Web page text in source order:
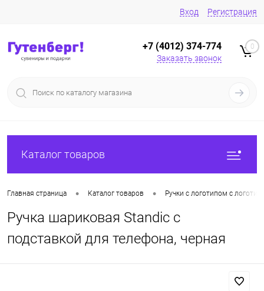
Вход Регистрация
+7 (4012) 374-774
Заказать звонок
0
Каталог товаров
Главная страница • Каталог товаров • Ручки с логотипом с
Ручка шариковая Standic с
подставкой для телефона, черная